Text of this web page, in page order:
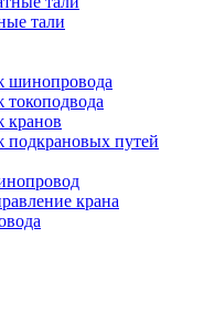
тали
шинопровода
кранов
путей
крана